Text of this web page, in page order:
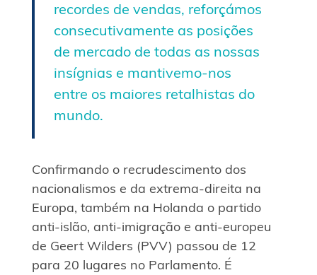
recordes de vendas, reforçámos
consecutivamente as posições
de mercado de todas as nossas
insígnias e mantivemo-nos
entre os maiores retalhistas do
mundo.
Confirmando o recrudescimento dos
nacionalismos e da extrema-direita na
Europa, também na Holanda o partido
anti-islão, anti-imigração e anti-europeu
de Geert Wilders (PVV) passou de 12
para 20 lugares no Parlamento. É